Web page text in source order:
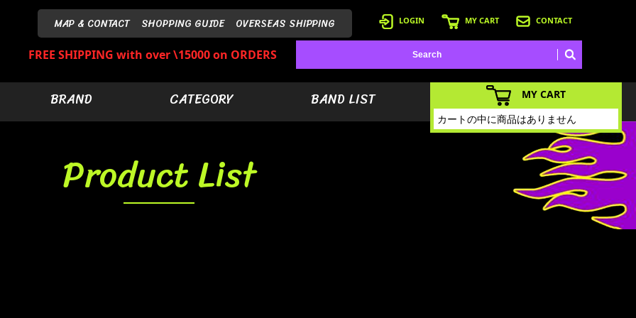
MAP & CONTACT SHOPPING GUIDE OVERSEAS SHIPPING LOGIN MY CART CONTACT
FREE SHIPPING with over \15000 on ORDERS
BRAND CATEGORY BAND LIST
Product List
MY CART
カートの中に商品はありません